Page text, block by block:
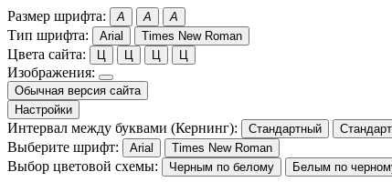
Размер шрифта: A A A
Тип шрифта: Arial Times New Roman
Цвета сайта: Ц Ц Ц Ц
Изображения:
Обычная версия сайта
Настройки
Интервал между буквами (Кернинг): Стандартный
Выберите шрифт: Arial Times New Roman
Выбор цветовой схемы: Черным по белому Белым по